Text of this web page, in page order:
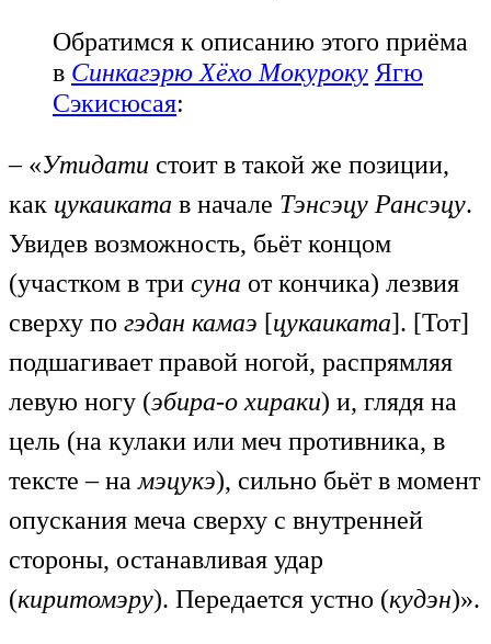
Обратимся к описанию этого приёма
в Синкагэрю Хёхо Мокуроку Ягю
Сэкисюсая:
– «Утидати стоит в такой же позиции,
как цукаиката в начале Тэнсэцу Рансэцу.
Увидев возможность, бьёт концом
(участком в три суна от кончика) лезвия
сверху по гэдан камаэ [цукаиката]. [Тот]
подшагивает правой ногой, распрямляя
левую ногу (эбира-о хираки) и, глядя на
цель (на кулаки или меч противника, в
тексте – намэцукэ), сильно бьёт в момент
опускания меча сверху с внутренней
стороны, останавливая удар
(киритомэру). Передается устно (кудэн)».